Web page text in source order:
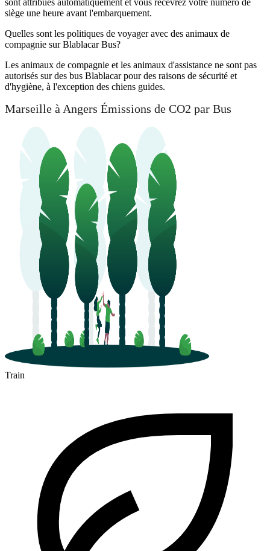
siège une heure avant l'embarquement.
Quelles sont les politiques de voyager avec des animaux de
compagnie sur Blablacar Bus?
Les animaux de compagnie et les animaux d'assistance ne sont pas
autorisés sur des bus Blablacar pour des raisons de sécurité et
d'hygiène, à l'exception des chiens guides.
Marseille à Angers Émissions de CO2 par Bus
Train